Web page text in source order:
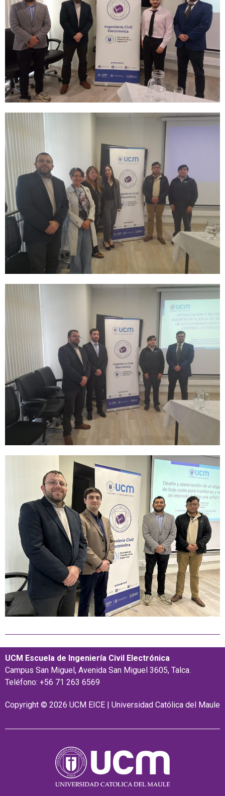
UCM Escuela de Ingeniería Civil Electrónica
Campus San Miguel, Avenida San Miguel 3605, Talca.
Teléfono: +56 71 263 6569
Copyright © 2026 UCM EICE | Universidad Católica del Maule